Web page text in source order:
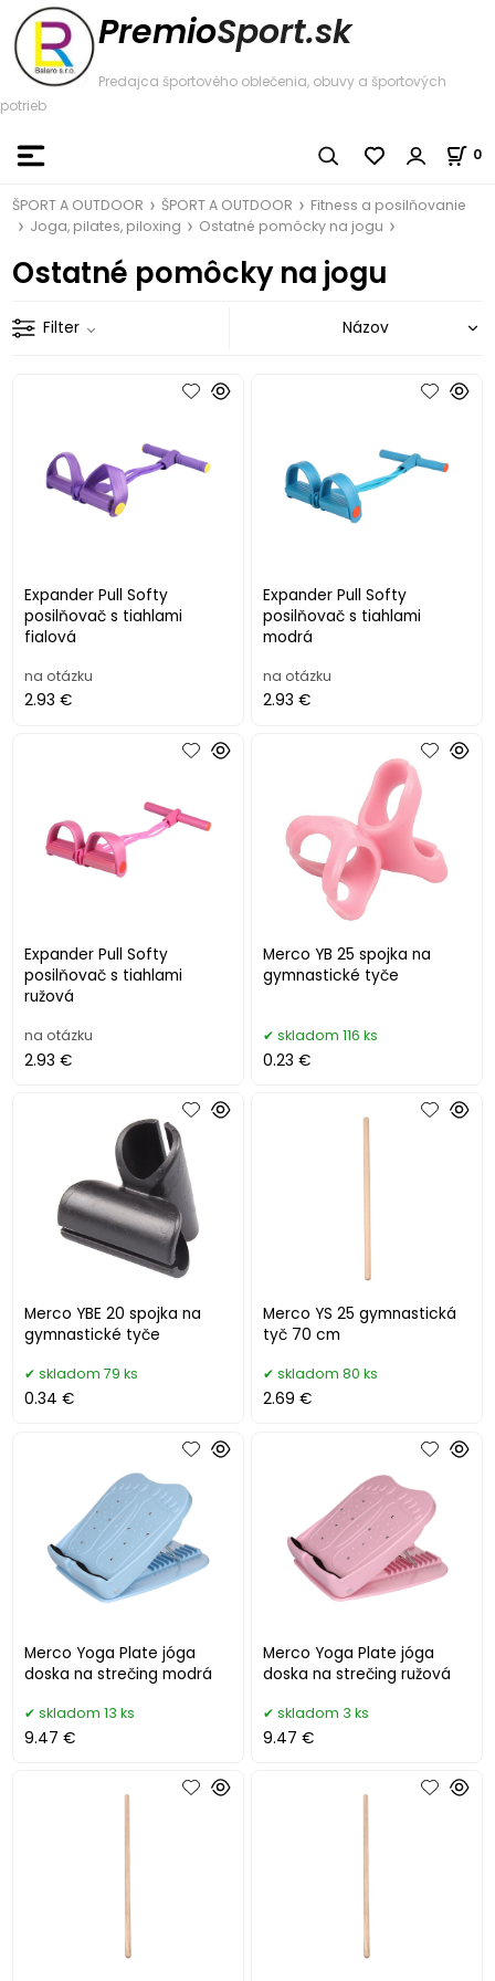
PremioSport.sk
Predajca športového oblečenia, obuvy a športových
potrieb
0
ŠPORT A OUTDOOR ŠPORT A OUTDOOR
Fitness a posilňovanie
Joga, pilates, piloxing
Ostatné pomôcky na jogu
Ostatné pomôcky na jogu
Filter
Expander Pull Softy
posilňovač s tiahlami
fialová
na otázku
2.93 €
Expander Pull Softy
posilňovač s tiahlami
modrá
na otázku
2.93 €
Expander Pull Softy
posilňovač s tiahlami
ružová
na otázku
2.93 €
Merco YB 25 spojka na
gymnastické tyče
skladom 116 ks
0.23 €
Merco YBE 20 spojka na
gymnastické tyče
skladom 79 ks
0.34 €
Merco YS 25 gymnastická
tyč 70 cm
skladom 80 ks
2.69 €
Merco Yoga Plate jóga
doska na strečing modrá
skladom 13 ks
9.47 €
Merco Yoga Plate jóga
doska na strečing ružová
skladom 3 ks
9.47 €